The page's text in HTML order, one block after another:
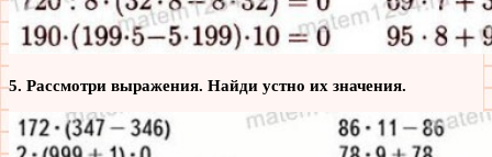
5. Рассмотри выражения. Найди устно их значения.